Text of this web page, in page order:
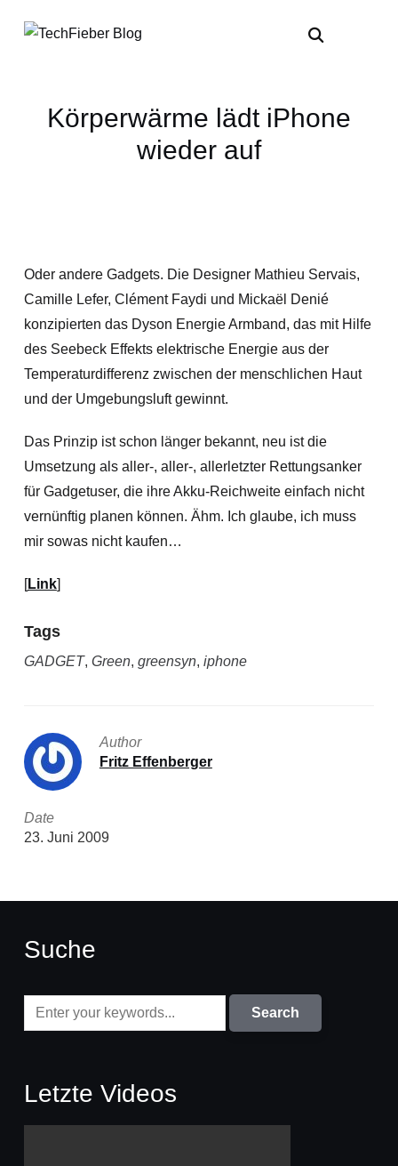
Körperwärme lädt iPhone
wieder auf
Oder andere Gadgets. Die Designer Mathieu Servais,
Camille Lefer, Clément Faydi und Mickaël Denié
konzipierten das Dyson Energie Armband, das mit Hilfe
des Seebeck Effekts elektrische Energie aus der
Temperaturdifferenz zwischen der menschlichen Haut
und der Umgebungsluft gewinnt.
Das Prinzip ist schon länger bekannt, neu ist die
Umsetzung als aller-, aller-, allerletzter Rettungsanker
für Gadgetuser, die ihre Akku-Reichweite einfach nicht
vernünftig planen können. Ähm. Ich glaube, ich muss
mir sowas nicht kaufen…
[Link]
Tags
GADGET, Green, greensyn, iphone
Author
Fritz Effenberger
Date
23. Juni 2009
Suche
Letzte Videos